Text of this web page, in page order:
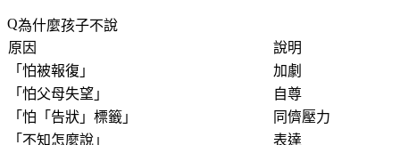
為什麼孩子不說
原因
說明
「 怕被報復 」
加劇
「 怕父母失望 」
自尊
「 怕「告狀」標籤 」
同儕壓力
「 不知怎麼說 」
表達